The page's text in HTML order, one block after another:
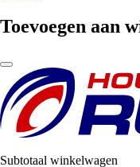
Toevoegen aan
Subtotaal winkelwagen